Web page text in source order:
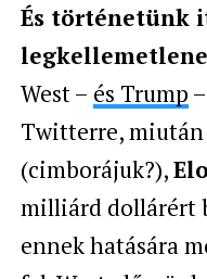
És történetünk
West – és Trump
Twitterre,
(cimborájuk?),
milliárd dollárért
ennek hatására